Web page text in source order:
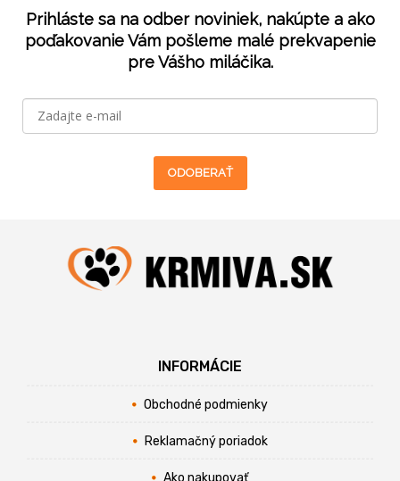
Prihláste sa na odber noviniek, nakúpte a ako
poďakovanie Vám pošleme malé prekvapenie
pre Vášho miláčika.
ODOBERAŤ
INFORMÁCIE
Obchodné podmienky
Reklamačný poriadok
Ako nakupovať